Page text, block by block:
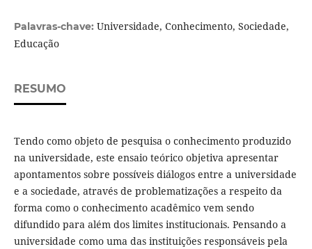
Palavras-chave: Universidade, Conhecimento, Sociedade,
Educação
RESUMO
Tendo como objeto de pesquisa o conhecimento produzido
na universidade, este ensaio teórico objetiva apresentar
apontamentos sobre possíveis diálogos entre a universidade
e a sociedade, através de problematizações a respeito da
forma como o conhecimento acadêmico vem sendo
difundido para além dos limites institucionais. Pensando a
universidade como uma das instituições responsáveis pela